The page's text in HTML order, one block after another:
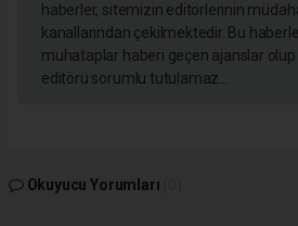
haberler, sitemizin editörlerinin
kanallarından çekilmektedir. Bu
muhataplar haberi geçen ajanslar
editörü sorumlu tutulamaz...
Okuyucu Yorumları